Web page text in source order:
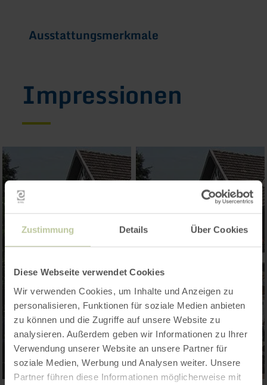
Zustimmung Details Über Cookies
Diese Webseite verwendet Cookies
Wir verwenden Cookies, um Inhalte und Anzeigen zu
personalisieren, Funktionen für soziale Medien anbieten
zu können und die Zugriffe auf unsere Website zu
analysieren. Außerdem geben wir Informationen zu Ihrer
Verwendung unserer Website an unsere Partner für
soziale Medien, Werbung und Analysen weiter. Unsere
Partner führen diese Informationen möglicherweise mit
Ausstattungsmerkmale
Impressionen